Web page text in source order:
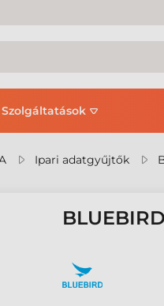
Szolgáltatások
Ipari adatgyűjtők